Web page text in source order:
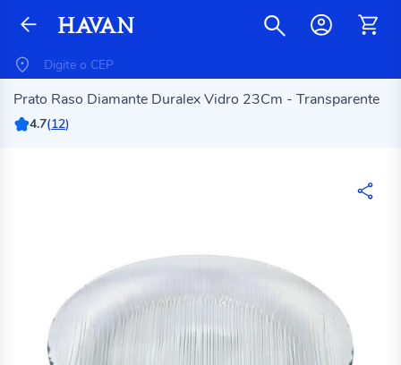
Prato Raso Diamante Duralex Vidro 23Cm - Transparente
4.7(12)